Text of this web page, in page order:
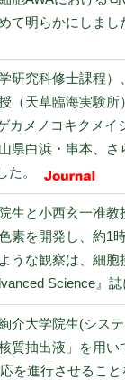
て明らかにしま
研究科修士課程
（天草臨海実験
カメノコキクメ
県白浜・串本、
た。
生と小西玄一准
素を開発し、約1
うな観察は、細
Science』誌
介大学院生(シス
質抽出液」を用
を進行させるこ